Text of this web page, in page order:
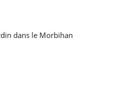
dans le Morbihan